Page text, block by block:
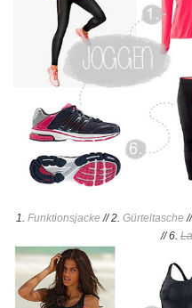
1. Funktionsjacke // 2. Gürteltasche
// 6.